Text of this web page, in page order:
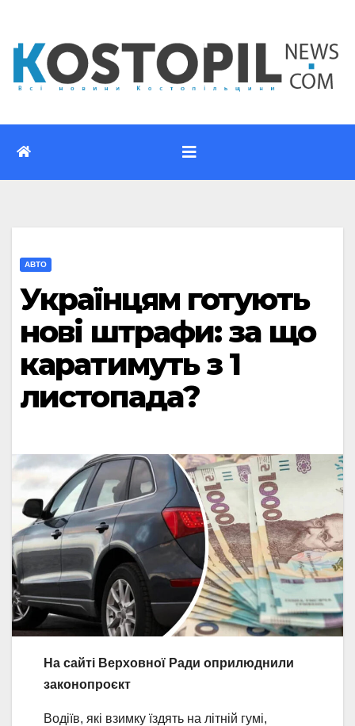
вмісту
АВТО
Українцям готують
нові штрафи: за що
каратимуть з 1
листопада?
На сайті Верховної Ради оприлюднили
законопроєкт
Водіїв, які взимку їздять на літній гумі,